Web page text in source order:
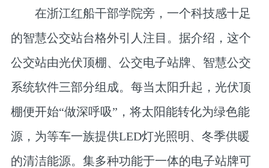
在浙江红船干部学院旁，一个科技感十足
的智慧公交站台格外引人注目。据介绍，这个
公交站由光伏顶棚、公交电子站牌、智慧公交
系统软件三部分组成。每当太阳升起，光伏顶
棚便开始“做深呼吸”，将太阳能转化为绿色能
源，为等车一族提供LED灯光照明、冬季供暖
的清洁能源。集多种功能于一体的电子站牌可